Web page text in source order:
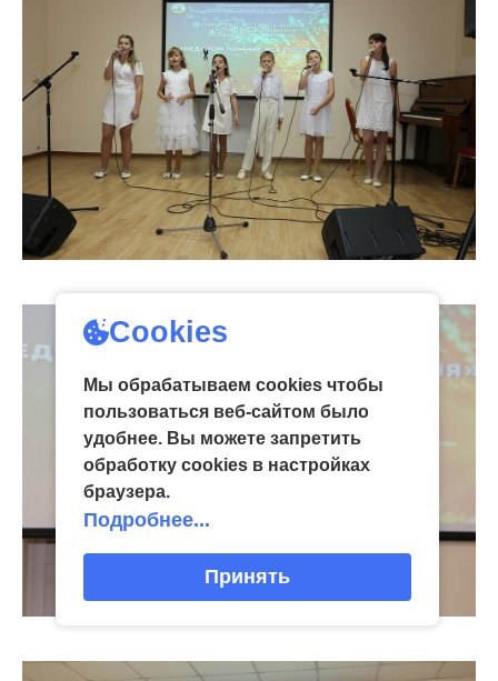
Cookies
Мы обрабатываем cookies чтобы
пользоваться веб-сайтом было
удобнее. Вы можете запретить
обработку сookies в настройках
браузера.
Подробнее...
Принять